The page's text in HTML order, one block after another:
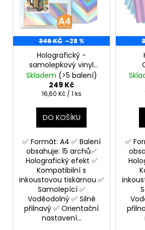
t
ů
o
d 349 KČ –28 %
Holografický -
samolepkový vinyl
Samolepící materiál
na výrobu samolepek
Skladem (>5 balení)
249 Kč
Měrná
16,60 Kč / 1 ks
DO KOŠÍKU
✅ Formát: A4 ✅ Balení
obsahuje: 15 archů✅
Holografický efekt ✅
Kompatibilní s
inkoustovou tiskárnou ✅
Samolepící ✅
Voděodolný ✅ Silně
přilnavý ✅ Orientační
nastavení...
na
✅
í